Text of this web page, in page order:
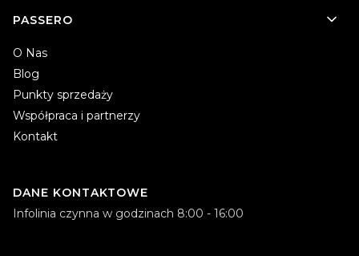
PASSERO
O Nas
Blog
Punkty sprzedaży
Współpraca i partnerzy
Kontakt
DANE KONTAKTOWE
Infolinia czynna w godzinach 8:00 - 16:00